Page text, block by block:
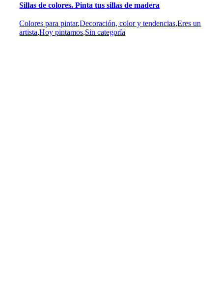
Sillas de colores. Pinta tus sillas de madera
Colores para pintar,Decoración, color y tendencias,Eres un
artista,Hoy pintamos,Sin categoría